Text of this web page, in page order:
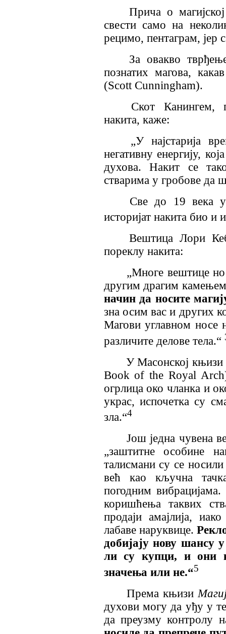
Прича о
свести само на
рецимо, пентаграм, јер
За овакво
познатих магова,
(Scott Cunningham).
Скот Канингем,
накита, каже:
„У најстарија
негативну енергију,
духова. Накит се
стварима у гробове да
Све до 19 века у
историјат накита био и
Вештица Лори
пореклу накита:
„Многе вештице
другим драгим
начин да носите
зна осим вас и других
Магови углавном носе
различите делове тела.“
У Масонској
Book of the Royal Arch
огрлица око чланка и
украс, испочетка су
зла.“4
Још једна чувена
„заштитне особине
талисмани су се
већ као кључна
погодним
коришћења таквих
продаји амајлија,
лабаве наруквице.
добијају нову шансу
ли су купци, и они
значења или не.“5
Према књизи
духови могу да уђу у
да преузму контролу